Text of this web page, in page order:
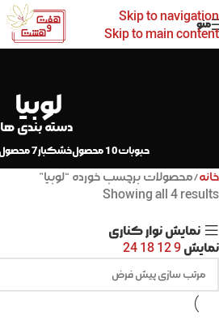
Skip to navigation
Skip to main content
منو
لوبیا
دسته بندی ها
حبوبات10 محصول خشکبار7 محصول
خانه محصولات برچسب خورده “لوبیا”
Showing all 4 results
نمایش نوار کناری
نمایش 9
12
18
24